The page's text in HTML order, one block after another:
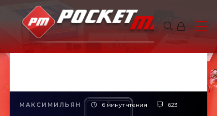
МАКСИМИЛЬЯН 6 минут чтения 623